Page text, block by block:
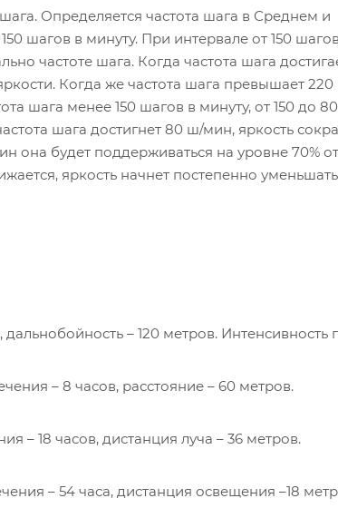
Определяется частота шага в Среднем и
шагов в минуту. При интервале от 150
частоте шага. Когда частота шага
Когда же частота шага превышает
шага менее 150 шагов в минуту, от 150 до
шага достигнет 80 ш/мин, яркость
она будет поддерживаться на уровне 70% от
яркость начнет постепенно
– 120 метров. Интенсивность
– 8 часов, расстояние – 60 метров.
– 18 часов, дистанция луча – 36 метров.
– 54 часа, дистанция освещения –18